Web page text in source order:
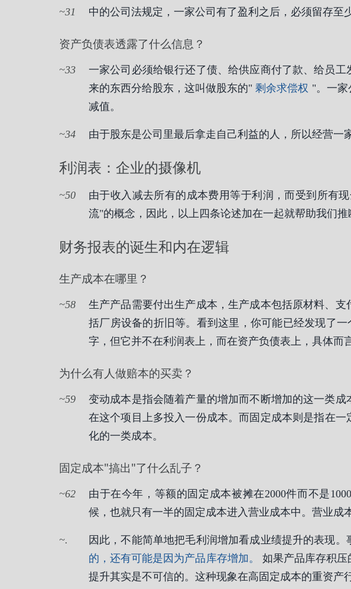
31 中的公司法规定，一家公司有了盈利之后，必须留存至
资产负债表透露了什么信息？
33
一家公司必须给银行还了债、给供应商付了款、给员
来的东西分给股东，这叫做股东的"剩余求偿权 "。一家
减值。
34 由于股东是公司里最后拿走自己利益的人，所以经营一
利润表：企业的摄像机
50
由于收入减去所有的成本费用等于利润，而受到所有
流"的概念，因此，以上四条论述加在一起就帮助我们推
财务报表的诞生和内在逻辑
生产成本在哪里？
58
生产产品需要付出生产成本，生产成本包括原材料、
括厂房设备的折旧等。看到这里，你可能已经发现了
字，但它并不在利润表上，而在资产负债表上，具体而
为什么有人做赔本的买卖？
59
变动成本是指会随着产量的增加而不断增加的这一类
在这个项目上多投入一份成本。而固定成本则是指在
化的一类成本。
固定成本"搞出"了什么乱子？
62
由于在今年，等额的固定成本被摊在2000件而不是
候，也就只有一半的固定成本进入营业成本中。营业成
. 因此，不能简单地把毛利润增加看成业绩提升的表现。
的，还有可能是因为产品库存增加。
如果产品库存积
提升其实是不可信的。这种现象在高固定成本的重资产